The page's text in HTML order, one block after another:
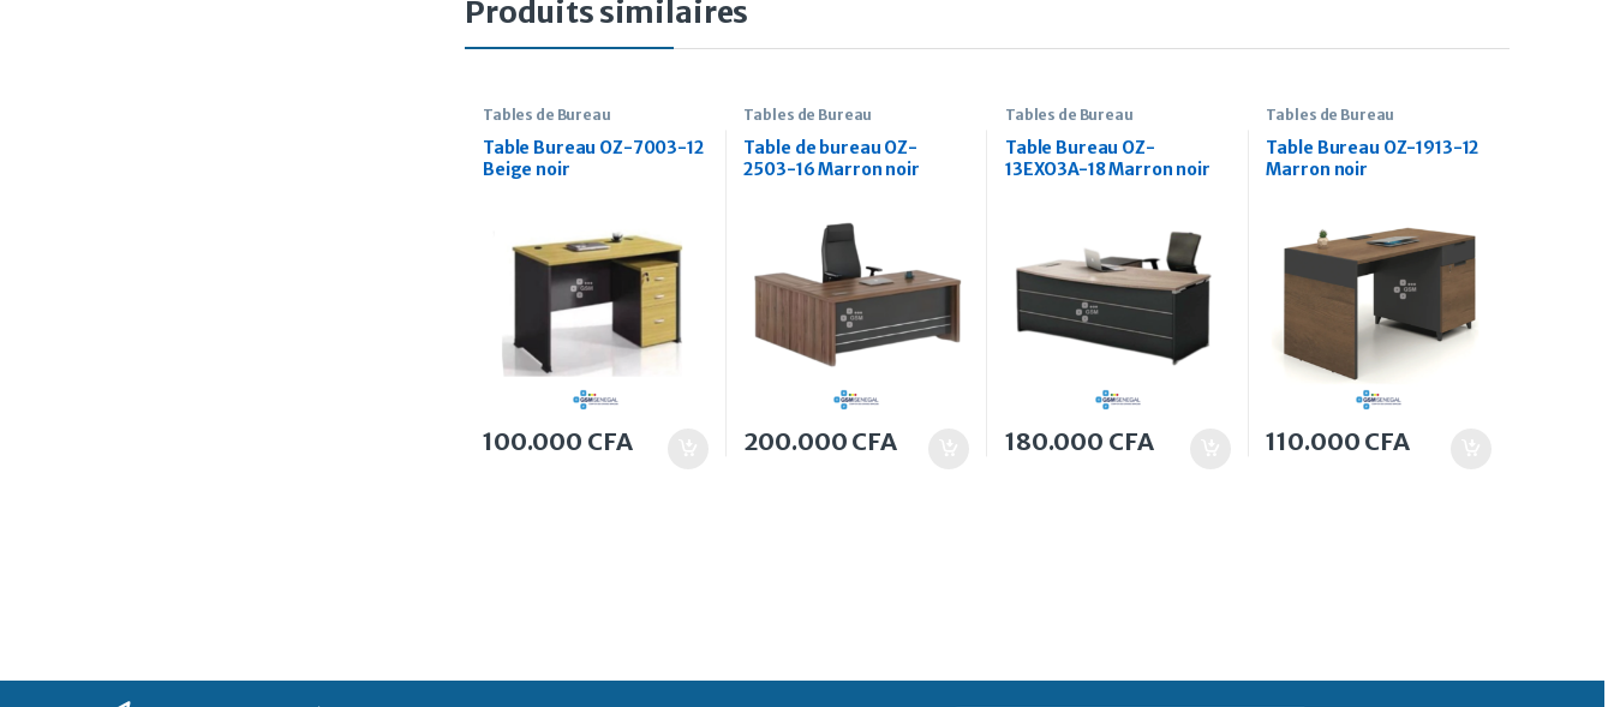
Produits similaires
Tables de Bureau
Table Bureau OZ-7003-12
Beige noir
100.000 CFA
Tables de Bureau
Table de bureau OZ-
2503-16 Marron noir
200.000 CFA
Tables de Bureau
Table Bureau OZ-
13EXO3A-18 Marron noir
180.000 CFA
Tables de Bureau
Table Bureau OZ-1913-12
Marron noir
110.000 CFA